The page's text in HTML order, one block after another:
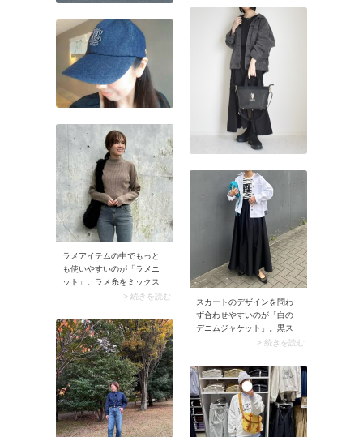
ラメアイテムの中でもっと
も使いやすいのが「ラメニ
ット」。ラメ糸をミックス
したニット生地のトップス
やぐ上に、コーデ全体がサ
マになります。 ベージュや
グレーなどベーシックな色
味で取り入れれば発色が落
ち着くため、派手見え感は
ありませんよ。カジュア
ル・きれいめコーデのどち
らにも使えるのもメリット
です。
> 続きを読む
スカートのデザインを問わ
ず合わせやすいのが「白の
デニムジャケット」。黒ス
カートに羽織ることでパキ
まれ、コーデがこなれ見え
します。また白のデニムジ
ャケットは、ブルーや黒・
グレーのデニムジャケット
よりもクリーンな雰囲気。
爽やかなスタイリングに仕
> 続きを読む